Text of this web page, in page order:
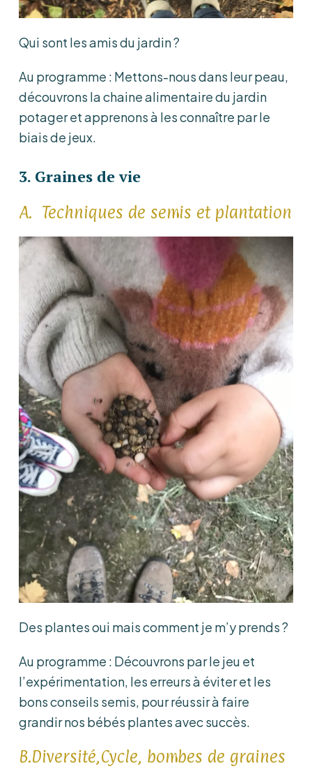
Qui sont les amis du jardin ?
Au programme : Mettons-nous dans leur peau,
découvrons la chaine alimentaire du jardin
potager et apprenons à les connaître par le
biais de jeux.
3. Graines de vie
A. Techniques de semis et plantation
Des plantes oui mais comment je m’y prends ?
Au programme : Découvrons par le jeu et
l’expérimentation, les erreurs à éviter et les
bons conseils semis, pour réussir à faire
grandir nos bébés plantes avec succès.
B.Diversité,Cycle, bombes de graines